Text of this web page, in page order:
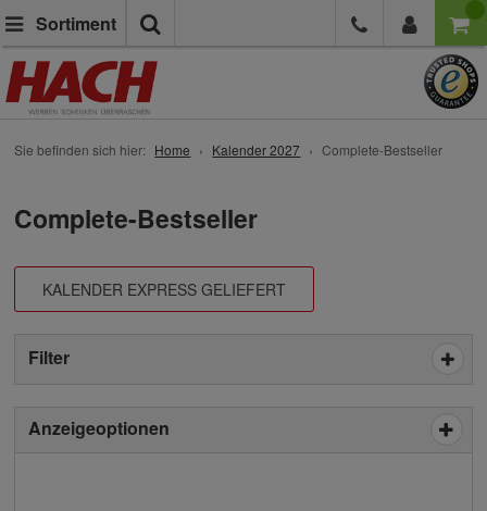
Sortiment
Sie befinden sich hier: Home Kalender 2027 Complete-Bestseller
Complete-Bestseller
KALENDER EXPRESS GELIEFERT
Filter
Anzeigeoptionen